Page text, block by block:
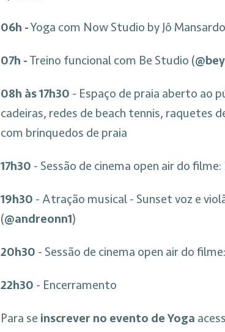
06h -Yoga com Now Studio by Jô
07h - Treino funcional com Be Studio (
08h às 17h30 - Espaço de praia aberto ao
cadeiras, redes de beach tennis, raquetes
com brinquedos de praia
17h30 - Sessão de cinema open air do
19h30 - Atração musical - Sunset voz e
(@andreonn1)
20h30 - Sessão de cinema open air do
22h30 - Encerramento
Para se inscrever no evento de Yoga